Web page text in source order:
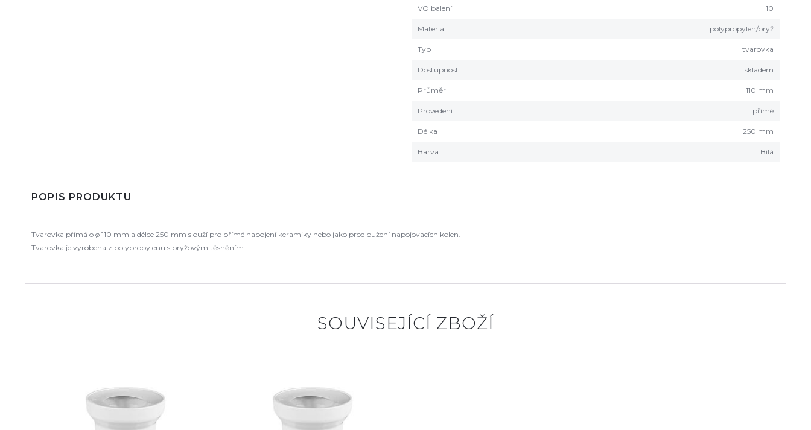
VO balení 10
Materiál polypropylen/pryž
Typ tvarovka
Dostupnost skladem
Průměr 110 mm
Provedení přímé
Délka 250 mm
Barva Bílá
POPIS PRODUKTU
Tvarovka přímá o ø 110 mm a délce 250 mm slouží pro přímé napojení keramiky nebo jako prodloužení napojovacích kolen.
Tvarovka je vyrobena z polypropylenu s pryžovým těsněním.
SOUVISEJÍCÍ ZBOŽÍ